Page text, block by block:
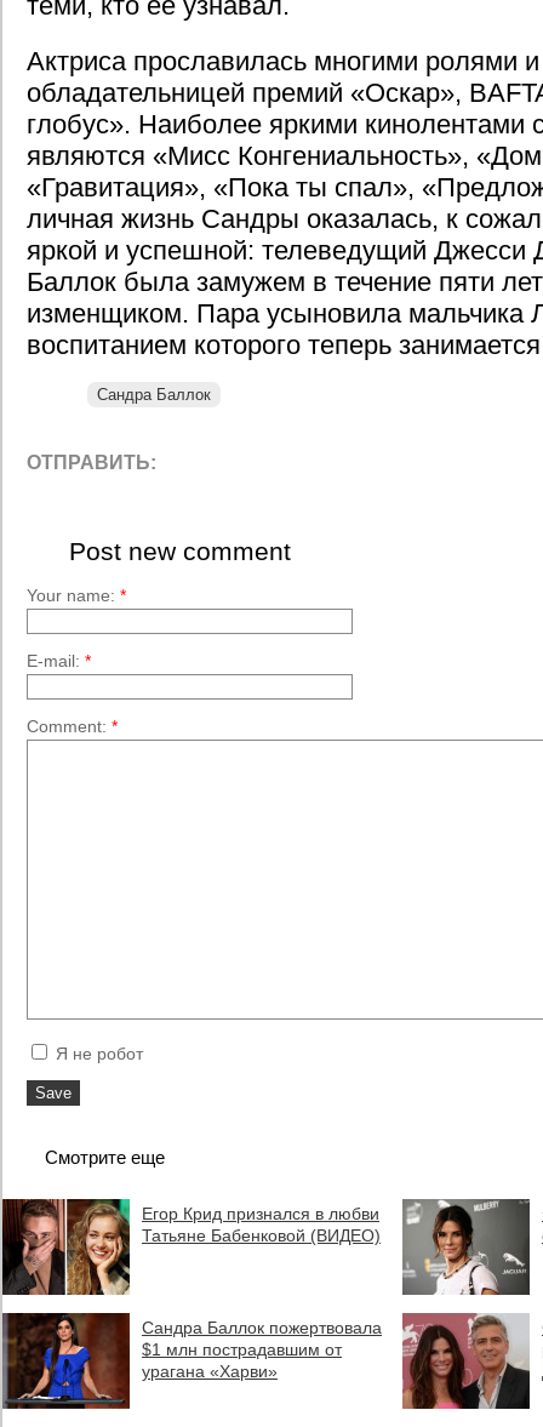
Актриса прославилась многими ролями и
обладательницей премий «Оскар»,
глобус». Наиболее яркими кинолентами
являются «Мисс Конгениальность»,
«Гравитация», «Пока ты спал»,
личная жизнь Сандры оказалась, к
яркой и успешной: телеведущий Джесси
Баллок была замужем в течение пяти
изменщиком. Пара усыновила мальчика
воспитанием которого теперь
Сандра Баллок
ОТПРАВИТЬ:
Post new comment
Your name: *
E-mail: *
Comment: *
Я не робот
Смотрите еще
Егор Крид признался в любви
Татьяне Бабенковой (ВИДЕО)
Сандра Баллок пожертвовала
$1 млн пострадавшим от
урагана «Харви»